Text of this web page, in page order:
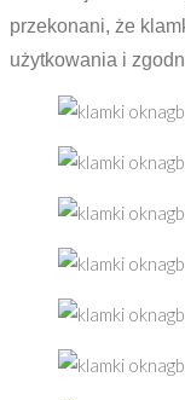
przekonani, że
użytkowania i